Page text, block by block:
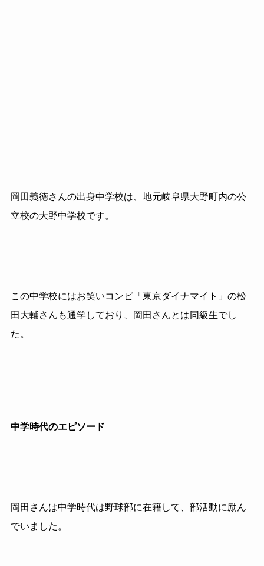
岡田義徳さんの出身中学校は、地元岐阜県大野町内の公
立校の大野中学校です。
この中学校にはお笑いコンビ「東京ダイナマイト」の松
田大輔さんも通学しており、岡田さんとは同級生でし
た。
中学時代のエピソード
岡田さんは中学時代は野球部に在籍して、部活動に励ん
でいました。